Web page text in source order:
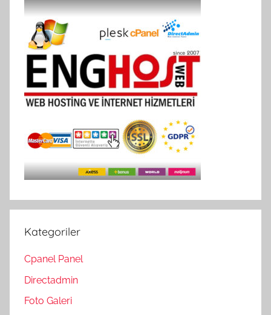
Kategoriler
Cpanel Panel
Directadmin
Foto Galeri